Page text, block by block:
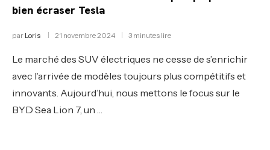
bien écraser Tesla
par Loris 21 novembre 2024 3 minutes lire
Le marché des SUV électriques ne cesse de s’enrichir
avec l’arrivée de modèles toujours plus compétitifs et
innovants. Aujourd’hui, nous mettons le focus sur le
BYD Sea Lion 7, un …